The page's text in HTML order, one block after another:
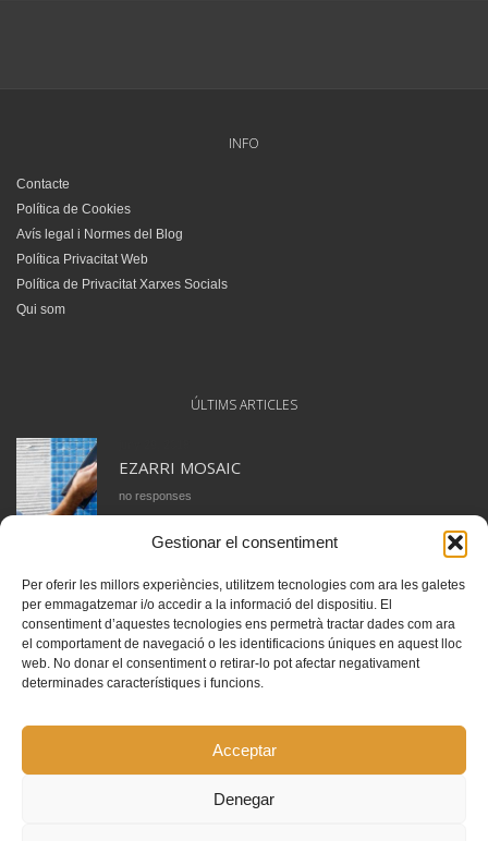
Gestionar el consentiment
Per oferir les millors experiències, utilitzem tecnologies com ara les galetes
per emmagatzemar i/o accedir a la informació del dispositiu. El
consentiment d’aquestes tecnologies ens permetrà tractar dades com ara
el comportament de navegació o les identificacions úniques en aquest lloc
web. No donar el consentiment o retirar-lo pot afectar negativament
determinades característiques i funcions.
Acceptar
Denegar
INFO
Contacte
Política de Cookies
Avís legal i Normes del Blog
Política Privacitat Web
Política de Privacitat Xarxes Socials
Qui som
ÚLTIMS ARTICLES
EZARRI MOSAIC
no responses
juny 28, 2018
no responses
INSTAGRAM
Instagram has returned invalid data.